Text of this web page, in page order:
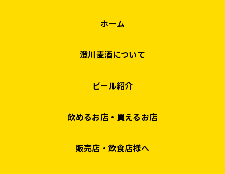
ホーム
澄川麦酒について
ビール紹介
飲めるお店・買えるお店
販売店・飲食店様へ